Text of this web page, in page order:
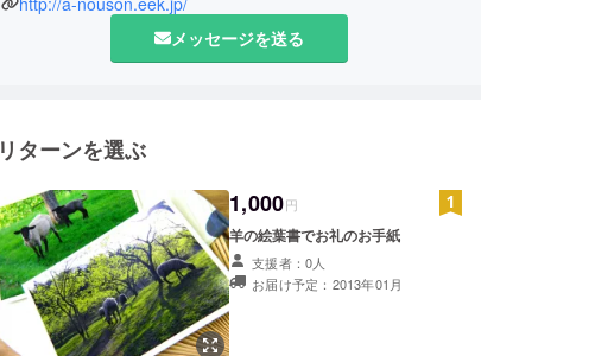
メッセージを送る
リターンを選ぶ
1,000円
羊の絵葉書でお礼のお手紙
支援者：0人
お届け予定：2013年01月